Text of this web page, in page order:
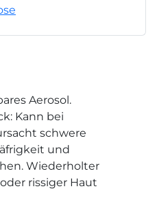
Aerosol.
Kann bei
schwere
und
Wiederholter
rissiger Haut